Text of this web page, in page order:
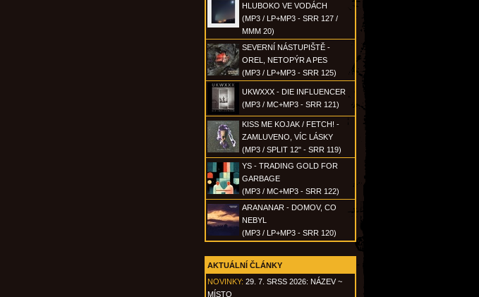
HLUBOKO VE VODÁCH
(MP3 / LP+MP3 - SRR 127 /
MMM 20)
SEVERNÍ NÁSTUPIŠTĚ -
OREL, NETOPÝR A PES
(MP3 / LP+MP3 - SRR 125)
UKWXXX - DIE INFLUENCER
(MP3 / MC+MP3 - SRR 121)
KISS ME KOJAK / FETCH! -
ZAMLUVENO, VÍC LÁSKY
(MP3 / SPLIT 12" - SRR 119)
YS - TRADING GOLD FOR
GARBAGE
(MP3 / MC+MP3 - SRR 122)
ARANANAR - DOMOV, CO
NEBYL
(MP3 / LP+MP3 - SRR 120)
AKTUÁLNÍ ČLÁNKY
NOVINKY: 29. 7. SRSS 2026: NÁZEV ~
MÍSTO